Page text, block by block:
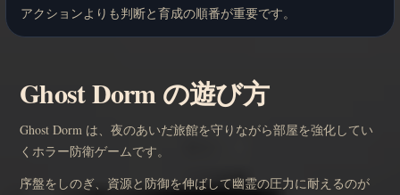
アクションよりも判断と育成の順番が重要です。
Ghost Dorm の遊び方
Ghost Dorm は、夜のあいだ旅館を守りながら部屋を強化してい
くホラー防衛ゲームです。
序盤をしのぎ、資源と防御を伸ばして幽霊の圧力に耐えるのが